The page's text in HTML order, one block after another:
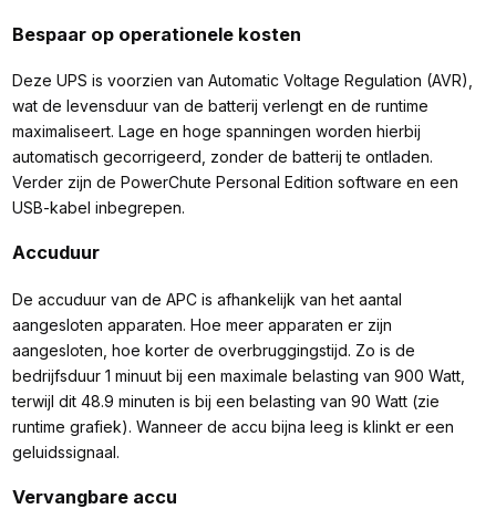
Bespaar op operationele kosten
Deze UPS is voorzien van Automatic Voltage Regulation (AVR),
wat de levensduur van de batterij verlengt en de runtime
maximaliseert. Lage en hoge spanningen worden hierbij
automatisch gecorrigeerd, zonder de batterij te ontladen.
Verder zijn de PowerChute Personal Edition software en een
USB-kabel inbegrepen.
Accuduur
De accuduur van de APC is afhankelijk van het aantal
aangesloten apparaten. Hoe meer apparaten er zijn
aangesloten, hoe korter de overbruggingstijd. Zo is de
bedrijfsduur 1 minuut bij een maximale belasting van 900 Watt,
terwijl dit 48.9 minuten is bij een belasting van 90 Watt (zie
runtime grafiek). Wanneer de accu bijna leeg is klinkt er een
geluidssignaal.
Vervangbare accu